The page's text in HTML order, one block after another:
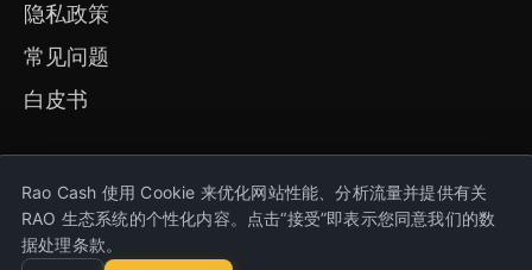
隐私政策
常见问题
白皮书
EnglishРусскийDeutschFrançaisEspañol简体中文हिंदी
TürkçePortuguês NederlandsУкраїнська
Rao Cash 使用 Cookie 来优化网站性能、分析流量并提供有关
RAO 生态系统的个性化内容。点击“接受”即表示您同意我们的数
据处理条款。